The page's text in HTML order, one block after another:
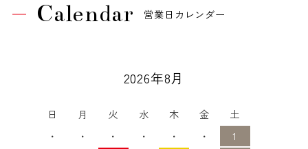
Calendar 営業日カレンダー
2026年8月
日 月 火 水 木 金
土
・
・ ・ ・ ・ ・
1